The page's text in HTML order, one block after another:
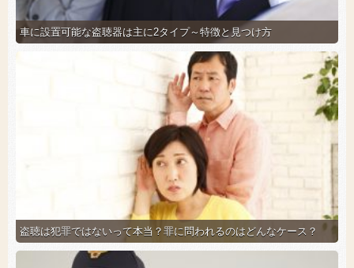
車に設置可能な盗聴器は主に2タイプ～特徴と見つけ方
盗聴は犯罪ではないって本当？罪に問われるのはどんなケース？